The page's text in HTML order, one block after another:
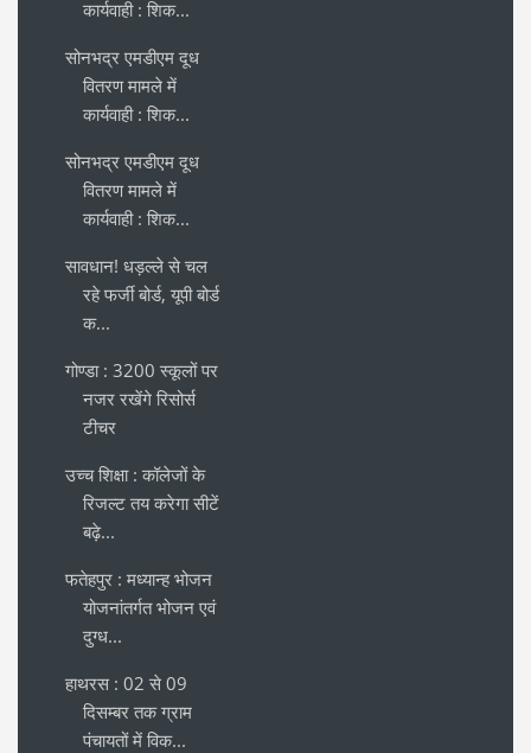
कार्यवाही : शिक...
सोनभद्र एमडीएम दूध
वितरण मामले में
कार्यवाही : शिक...
सोनभद्र एमडीएम दूध
वितरण मामले में
कार्यवाही : शिक...
सावधान! धड़ल्ले से चल
रहे फर्जी बोर्ड, यूपी बोर्ड
क...
गोण्डा : 3200 स्कूलों पर
नजर रखेंगे रिसोर्स
टीचर
उच्च शिक्षा : कॉलेजों के
रिजल्ट तय करेगा सीटें
बढ़े...
फतेहपुर : मध्यान्ह भोजन
योजनांतर्गत भोजन एवं
दुग्ध...
हाथरस : 02 से 09
दिसम्बर तक ग्राम
पंचायतों में विक...